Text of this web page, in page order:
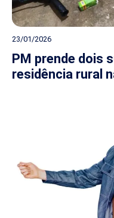
23/01/2026
PM prende dois
residência rural